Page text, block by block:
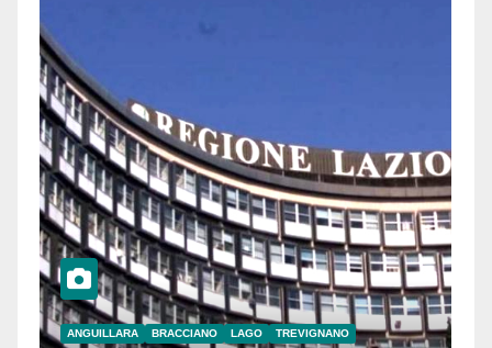
ANGUILLARA BRACCIANO LAGO TREVIGNANO